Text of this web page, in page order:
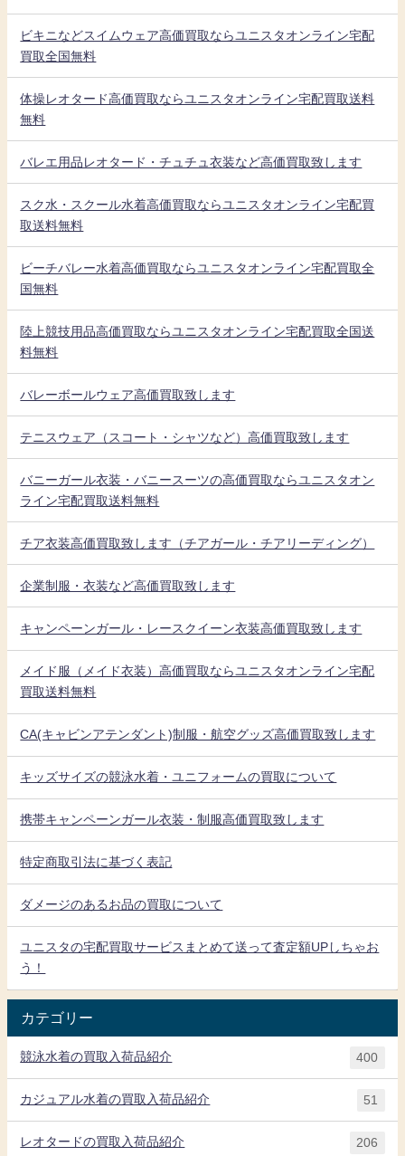
ビキニなどスイムウェア高価買取ならユニスタオンライン宅配
買取全国無料
体操レオタード高価買取ならユニスタオンライン宅配買取送料
無料
バレエ用品レオタード・チュチュ衣装など高価買取致します
スク水・スクール水着高価買取ならユニスタオンライン宅配買
取送料無料
ビーチバレー水着高価買取ならユニスタオンライン宅配買取全
国無料
陸上競技用品高価買取ならユニスタオンライン宅配買取全国送
料無料
バレーボールウェア高価買取致します
テニスウェア（スコート・シャツなど）高価買取致します
バニーガール衣装・バニースーツの高価買取ならユニスタオン
ライン宅配買取送料無料
チア衣装高価買取致します（チアガール・チアリーディング）
企業制服・衣装など高価買取致します
キャンペーンガール・レースクイーン衣装高価買取致します
メイド服（メイド衣装）高価買取ならユニスタオンライン宅配
買取送料無料
CA(キャビンアテンダント)制服・航空グッズ高価買取致します
キッズサイズの競泳水着・ユニフォームの買取について
携帯キャンペーンガール衣装・制服高価買取致します
特定商取引法に基づく表記
ダメージのあるお品の買取について
ユニスタの宅配買取サービスまとめて送って査定額UPしちゃお
う！
カテゴリー
競泳水着の買取入荷品紹介 400
カジュアル水着の買取入荷品紹介 51
レオタードの買取入荷品紹介 206